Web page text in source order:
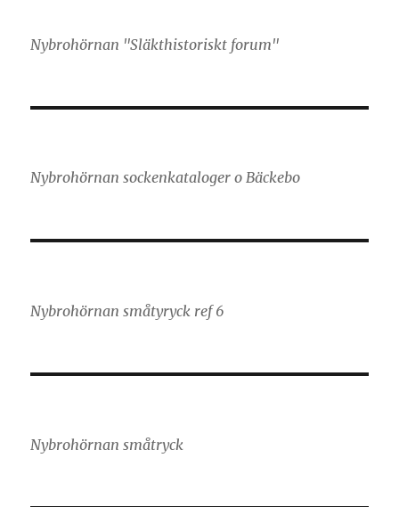
Nybrohörnan "Släkthistoriskt forum"
Nybrohörnan sockenkataloger o Bäckebo
Nybrohörnan småtyryck ref 6
Nybrohörnan småtryck